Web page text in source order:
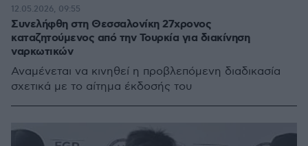
Συνελήφθη στη Θεσσαλονίκη 27χρονος
καταζητούμενος από την Τουρκία για διακίνηση
ναρκωτικών
Αναμένεται να κινηθεί η προβλεπόμενη διαδικασία
σχετικά με το αίτημα έκδοσής του
12.05.2026, 09:55